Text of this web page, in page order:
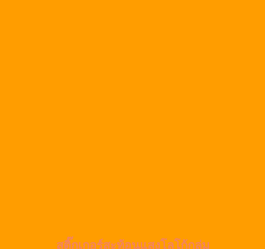
สติ๊กเกอร์สะท้อนแสงโลโก้กลุ่ม